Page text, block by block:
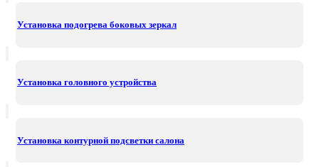
Установка подогрева боковых зеркал
Установка головного устройства
Установка контурной подсветки салона